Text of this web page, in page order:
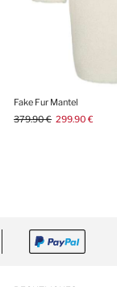
Fake Fur Mantel
379.90 € 299.90 €